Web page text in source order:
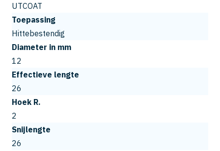
UTCOAT
Toepassing
Hittebestendig
Diameter in mm
12
Effectieve lengte
26
Hoek R.
2
Snijlengte
26